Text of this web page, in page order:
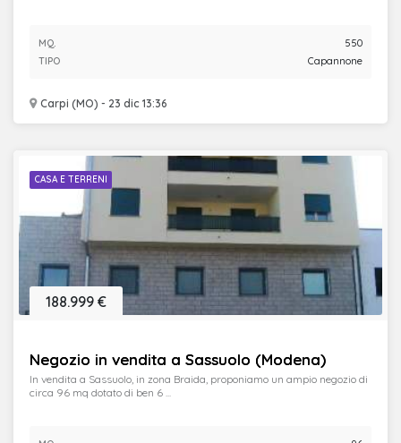
Carpi (MO) - 23 dic 13:36
MQ.
550
TIPO
Capannone
CASA E TERRENI
Negozio in vendita a Sassuolo (Modena)
188.999 €
In vendita a Sassuolo, in zona Braida, proponiamo un ampio negozio di
circa 96 mq dotato di ben 6 ...